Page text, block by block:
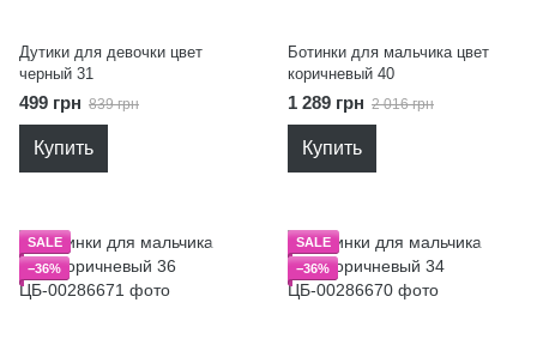
Дутики для девочки цвет
черный 31
499 грн 839 грн
Купить
Ботинки для мальчика цвет
коричневый 40
1 289 грн 2 016 грн
Купить
SALE
−36%
SALE
−36%